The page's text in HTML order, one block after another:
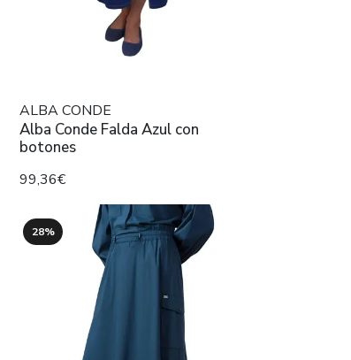
ALBA CONDE
Alba Conde Falda Azul con
botones
99,36€
28%